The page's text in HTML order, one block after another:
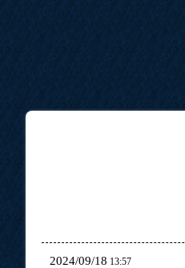
2024/09/18 13:57